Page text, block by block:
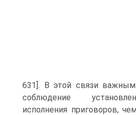
631]. В этой связи важным
соблюдение
исполнения приговоров,